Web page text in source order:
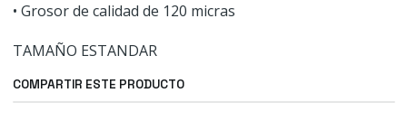
• Grosor de calidad de 120 micras
TAMAÑO ESTANDAR
COMPARTIR ESTE PRODUCTO